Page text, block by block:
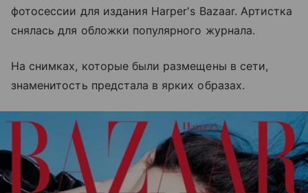
фотосессии для издания Harper's Bazaar. Артистка
снялась для обложки популярного журнала.
На снимках, которые были размещены в сети,
знаменитость предстала в ярких образах.